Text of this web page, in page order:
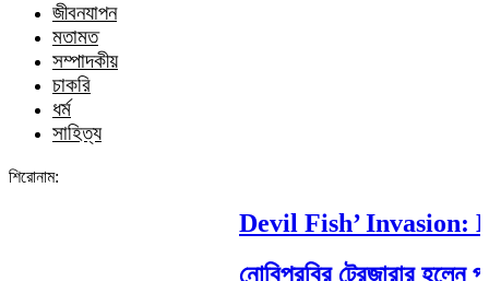
জীবনযাপন
মতামত
সম্পাদকীয়
চাকরি
ধর্ম
সাহিত্য
শিরোনাম:
Devil Fish’ Invasion:
নোবিপ্রবির ট্রেজারার হলেন